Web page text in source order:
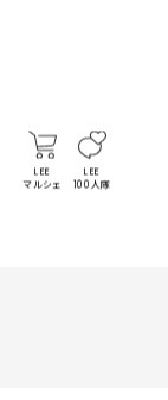
LEE
マルシェ
LEE
100人隊